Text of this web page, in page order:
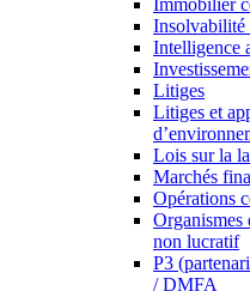
Immobilier
Insolvabilité
Intelligence
Litiges
Litiges et
Lois sur la
Marchés
Opérations
Organismes
non lucratif
P3
/ DMFA